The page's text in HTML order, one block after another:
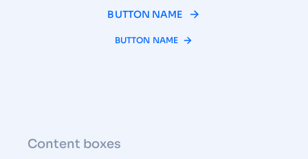
BUTTON NAME
BUTTON NAME
Content boxes